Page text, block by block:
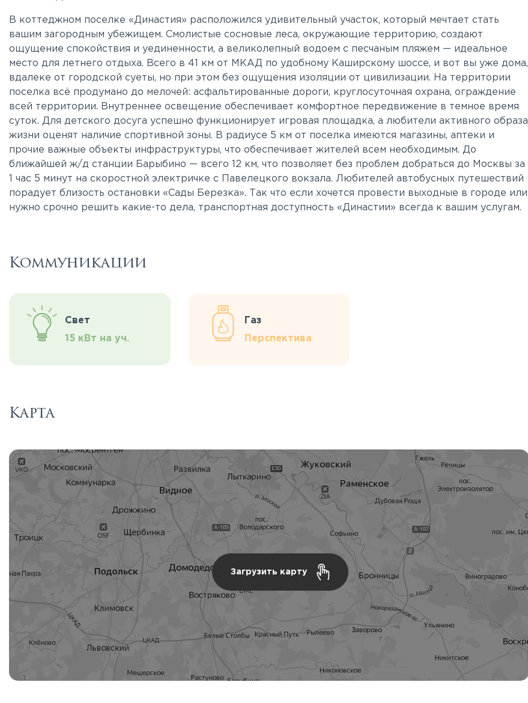
В коттеджном поселке «Династия» расположился удивительный участок, который мечтает стать
вашим загородным убежищем. Смолистые сосновые леса, окружающие территорию, создают
ощущение спокойствия и уединенности, а великолепный водоем с песчаным пляжем — идеальное
место для летнего отдыха. Всего в 41 км от МКАД по удобному Каширскому шоссе, и вот вы уже дома,
вдалеке от городской суеты, но при этом без ощущения изоляции от цивилизации. На территории
поселка всё продумано до мелочей: асфальтированные дороги, круглосуточная охрана, ограждение
всей территории. Внутреннее освещение обеспечивает комфортное передвижение в темное время
суток. Для детского досуга успешно функционирует игровая площадка, а любители активного образа
жизни оценят наличие спортивной зоны. В радиусе 5 км от поселка имеются магазины, аптеки и
прочие важные объекты инфраструктуры, что обеспечивает жителей всем необходимым. До
ближайшей ж/д станции Барыбино — всего 12 км, что позволяет без проблем добраться до Москвы за
1 час 5 минут на скоростной электричке с Павелецкого вокзала. Любителей автобусных путешествий
порадует близость остановки «Сады Березка». Так что если хочется провести выходные в городе или
нужно срочно решить какие-то дела, транспортная доступность «Династии» всегда к вашим услугам.
Коммуникации
Свет
15 кВт на уч.
Газ
Перспектива
Карта
Загрузить карту